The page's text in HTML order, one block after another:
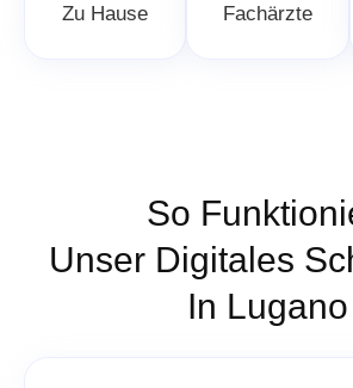
Zu Hause
Fachärzte
So
Unser Digitales
In Lugano